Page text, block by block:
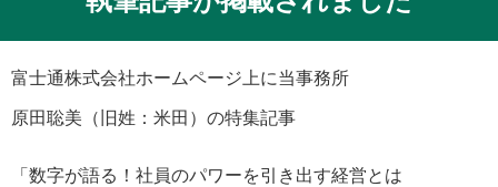
富士通株式会社ホームページ上に当事務所
原田聡美（旧姓：米田）の特集記事
「数字が語る！社員のパワーを引き出す経営とは